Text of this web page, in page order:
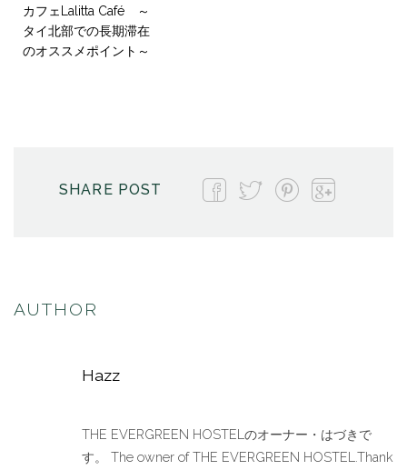
カフェLalitta Café ～
タイ北部での長期滞在
のオススメポイント～
SHARE POST
AUTHOR
Hazz
THE EVERGREEN HOSTELのオーナー・はづきで
す。 The owner of THE EVERGREEN HOSTEL.Thank